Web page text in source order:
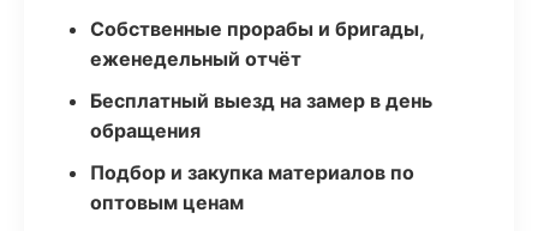
Собственные прорабы и бригады,
еженедельный отчёт
Бесплатный выезд на замер в день
обращения
Подбор и закупка материалов по
оптовым ценам